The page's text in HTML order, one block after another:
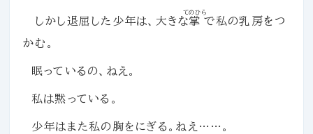
しかし退屈した少年は、大きな 掌
てのひら
で私の乳房をつ
かむ。
眠っているの、ねえ。
私は黙っている。
少年はまた私の胸をにぎる。ねえ……。